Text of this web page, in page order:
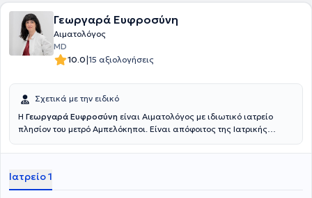
Γεωργαρά Ευφροσύνη
Αιματολόγος
MD
10.0|15 αξιολογήσεις
Σχετικά με την ειδικό
Η Γεωργαρά Ευφροσύνη είναι Αιματολόγος με ιδιωτικό ιατρείο
πλησίον του μετρό Αμπελόκηποι. Είναι απόφοιτος της Ιατρικής
Εργάστηκε ως ειδικευόμενη εσωτερικής παθολογίας στο
άσκησή της στην ειδικότητα της Παθολογίας στο ΓΝΑ Ιπποκράτειο.
Εργάστηκε στην Αιματολογική κλινική και το εξωτερικό
Ιατρείο 1